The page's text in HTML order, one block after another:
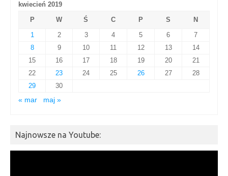
kwiecień 2019
P
W Ś C P S
N
1
2 3 4 5 6
7
8
9 10 11 12 13
14
15
16 17 18 19 20
21
22
23 24 25 26 27
28
29
30
« mar
maj »
Najnowsze na Youtube: